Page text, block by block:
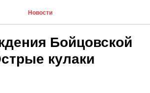
Новости
Бойцовской
кулаки